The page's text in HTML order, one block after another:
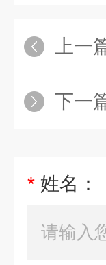
上一
下一
* 姓名：